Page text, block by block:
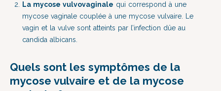
La mycose vulvovaginale qui correspond à une
mycose vaginale couplée à une mycose vulvaire. Le
vagin et la vulve sont atteints par l’infection dûe au
candida albicans.
Quels sont les symptômes de la
mycose vulvaire et de la mycose